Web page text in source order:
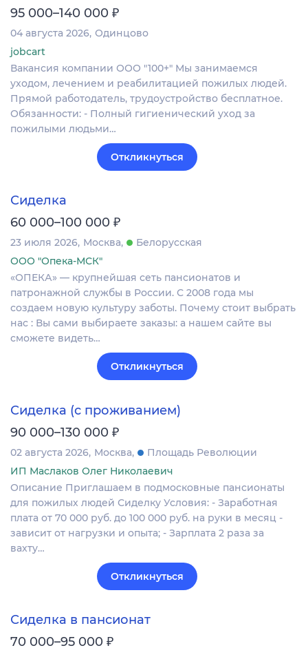
95 000–140 000 ₽
04 августа 2026 Одинцово
jobcart
Вакансия компании ООО "100+" Мы занимаемся
уходом, лечением и реабилитацией пожилых людей.
Прямой работодатель, трудоустройство бесплатное.
Обязанности: - Полный гигиенический уход за
пожилыми людьми…
Откликнуться
Сиделка
60 000–100 000 ₽
23 июля 2026 Москва
Белорусская
ООО "Опека-МСК"
«ОПЕКА» — крупнейшая сеть пансионатов и
патронажной службы в России. С 2008 года мы
создаем новую культуру заботы. Почему стоит выбрать
нас : Вы сами выбираете заказы: а нашем сайте вы
сможете видеть…
Откликнуться
Сиделка (с проживанием)
90 000–130 000 ₽
02 августа 2026 Москва
Площадь Революции
ИП Маслаков Олег Николаевич
Описание Приглашаем в подмосковные пансионаты
для пожилых людей Сиделку Условия: - Заработная
плата от 70 000 руб. до 100 000 руб. на руки в месяц -
зависит от нагрузки и опыта; - Зарплата 2 раза за
вахту…
Откликнуться
Сиделка в пансионат
70 000–95 000 ₽